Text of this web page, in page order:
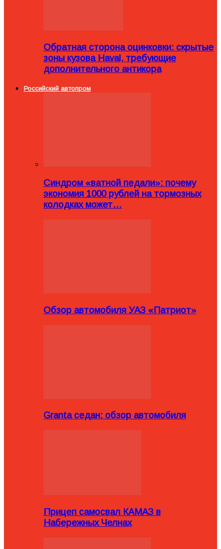
Обратная сторона оцинковки: скрытые
зоны кузова Haval, требующие
дополнительного антикора
Российский автопром
Синдром «ватной педали»: почему
экономия 1000 рублей на тормозных
колодках может…
Обзор автомобиля УАЗ «Патриот»
Granta седан: обзор автомобиля
Прицеп самосвал КАМАЗ в
Набережных Челнах